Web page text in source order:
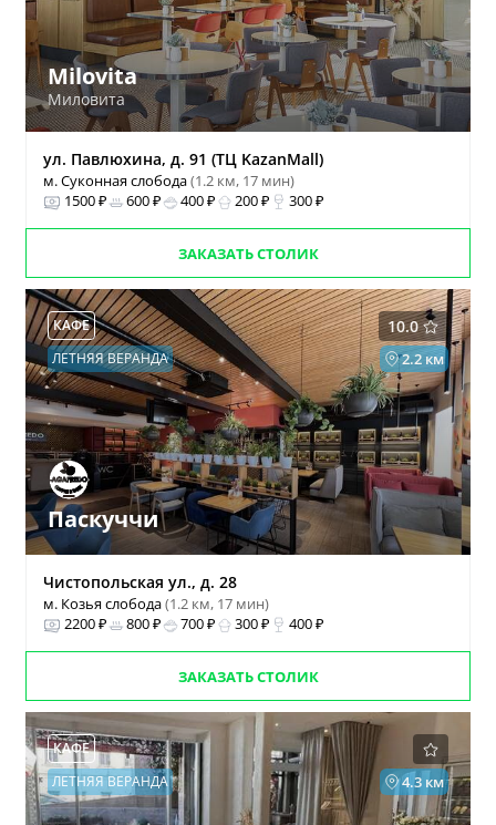
Milovita
Миловита
ул. Павлюхина, д. 91 (ТЦ KazanMall)
м. Суконная слобода(1.2 км, 17 мин)
1500 ₽
600 ₽ 400 ₽ 200 ₽ 300 ₽
ЗАКАЗАТЬ СТОЛИК
10.0
КАФЕ
2.2 км
ЛЕТНЯЯ ВЕРАНДА
Паскуччи
Чистопольская ул., д. 28
м. Козья слобода(1.2 км, 17 мин)
2200 ₽
800 ₽ 700 ₽ 300 ₽ 400 ₽
ЗАКАЗАТЬ СТОЛИК
КАФЕ
4.3 км
ЛЕТНЯЯ ВЕРАНДА